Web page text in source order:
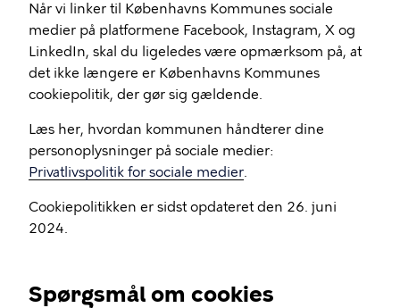
Når vi linker til Københavns Kommunes sociale
medier på platformene Facebook, Instagram, X og
LinkedIn, skal du ligeledes være opmærksom på, at
det ikke længere er Københavns Kommunes
cookiepolitik, der gør sig gældende.
Læs her, hvordan kommunen håndterer dine
personoplysninger på sociale medier:
Privatlivspolitik for sociale medier.
Cookiepolitikken er sidst opdateret den 26. juni
2024.
Spørgsmål om cookies